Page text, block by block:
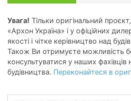
Увага! Тільки оригінальний
«Архон Україна» і у офіційних
якості і чітке керівництво над
Також Ви отримуєте можливість
консультуватися у наших фахівців
будівництва. Переконайтеся в